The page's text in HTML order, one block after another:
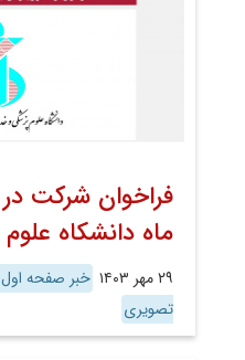
فراخوان شرکت در
ماه دانشکاه
۲۹ مهر ۱۴۰۳ خبر صفحه
تصویری